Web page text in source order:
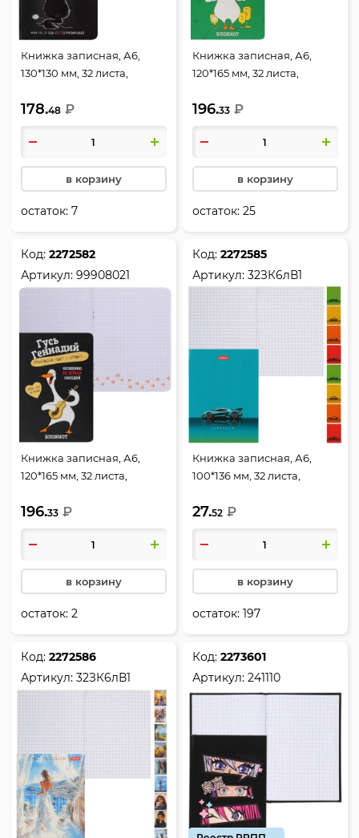
Книжка записная, А6,
130*130 мм, 32 листа,
мелованный картон,
Котик с клубком, Black
Cats Matter, КоНТЭНТ,
178.48 ₽
в корзину
остаток:7
Книжка записная, А6,
120*165 мм, 32 листа,
мелованный картон,
зеленый, Гусь Геннадий,
КоНТЭНТ, 99908018
196.33 ₽
в корзину
остаток:25
Код:2272582
Артикул:99908021
Книжка записная, А6,
120*165 мм, 32 листа,
мелованный картон,
черный, Гусь Геннадий,
КоНТЭНТ, 99908021
196.33 ₽
в корзину
остаток:2
Код:2272585
Артикул:32ЗК6лВ1
Книжка записная, А6,
100*136 мм, 32 листа,
мелованный картон,
ассорти 10 видов,
Гоночные авто, Hatber,
27.52 ₽
в корзину
остаток:197
Код:2272586
Артикул:32ЗК6лВ1
Код:2273601
Артикул:241110